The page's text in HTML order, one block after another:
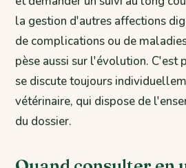
la gestion d'autres affections
de complications ou de
pèse aussi sur l'évolution. C'est
se discute toujours
vétérinaire, qui dispose de
du dossier.